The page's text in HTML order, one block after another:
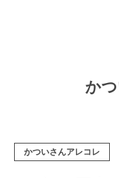
か
かついさんアレコレ